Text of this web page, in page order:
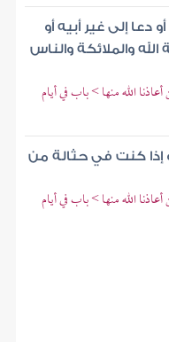
دعا إلى غير أبيه أو
والملائكة والناس
الله منها > باب في أيام
إذا كنت في حثالة من
الله منها > باب في أيام